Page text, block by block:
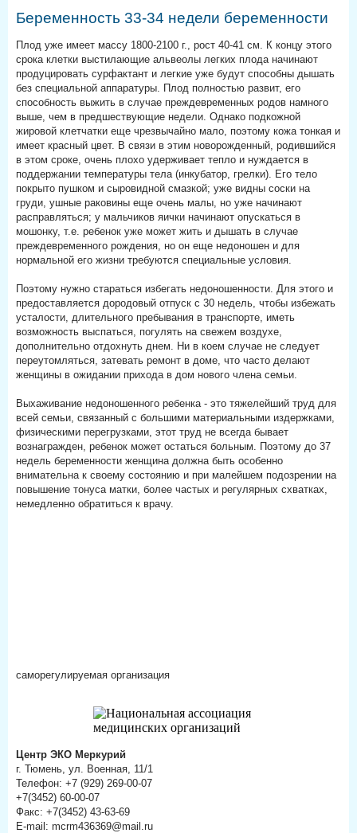
саморегулируемая организация
Центр ЭКО Меркурий
г. Тюмень, ул. Военная, 11/1
Телефон: +7 (929) 269-00-07
+7(3452) 60-00-07
Факс: +7(3452) 43-63-69
E-mail: mcrm436369@mail.ru
Беременность 33-34 недели беременности
Плод уже имеет массу 1800-2100 г., рост 40-41 см. К концу этого
срока клетки выстилающие альвеолы легких плода начинают
продуцировать сурфактант и легкие уже будут способны дышать
без специальной аппаратуры. Плод полностью развит, его
способность выжить в случае преждевременных родов намного
выше, чем в предшествующие недели. Однако подкожной
жировой клетчатки еще чрезвычайно мало, поэтому кожа тонкая и
имеет красный цвет. В связи в этим новорожденный, родившийся
в этом сроке, очень плохо удерживает тепло и нуждается в
поддержании температуры тела (инкубатор, грелки). Его тело
покрыто пушком и сыровидной смазкой; уже видны соски на
груди, ушные раковины еще очень малы, но уже начинают
расправляться; у мальчиков яички начинают опускаться в
мошонку, т.е. ребенок уже может жить и дышать в случае
преждевременного рождения, но он еще недоношен и для
нормальной его жизни требуются специальные условия.
Поэтому нужно стараться избегать недоношенности. Для этого и
предоставляется дородовый отпуск с 30 недель, чтобы избежать
усталости, длительного пребывания в транспорте, иметь
возможность выспаться, погулять на свежем воздухе,
дополнительно отдохнуть днем. Ни в коем случае не следует
переутомляться, затевать ремонт в доме, что часто делают
женщины в ожидании прихода в дом нового члена семьи.
Выхаживание недоношенного ребенка - это тяжелейший труд для
всей семьи, связанный с большими материальными издержками,
физическими перегрузками, этот труд не всегда бывает
вознагражден, ребенок может остаться больным. Поэтому до 37
недель беременности женщина должна быть особенно
внимательна к своему состоянию и при малейшем подозрении на
повышение тонуса матки, более частых и регулярных схватках,
немедленно обратиться к врачу.